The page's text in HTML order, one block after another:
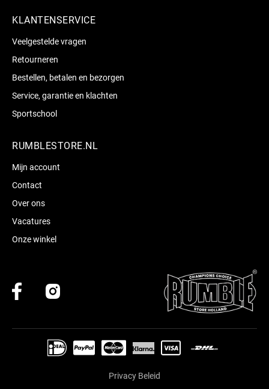
KLANTENSERVICE
Veelgestelde vragen
Retourneren
Bestellen, betalen en bezorgen
Service, garantie en klachten
Sportschool
RUMBLESTORE.NL
Mijn account
Contact
Over ons
Vacatures
Onze winkel
Privacy Beleid